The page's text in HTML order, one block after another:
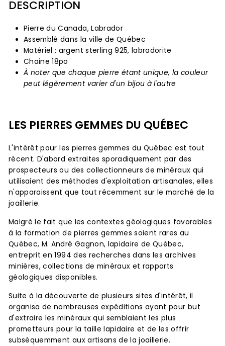
DESCRIPTION
Pierre du Canada, Labrador
Assemblé dans la ville de Québec
Matériel : argent sterling 925, labradorite
Chaine 18po
À noter que chaque pierre étant unique, la couleur
peut légèrement varier d'un bijou à l'autre
LES PIERRES GEMMES DU QUÉBEC
L'intérêt pour les pierres gemmes du Québec est tout
récent. D'abord extraites sporadiquement par des
prospecteurs ou des collectionneurs de minéraux qui
utilisaient des méthodes d'exploitation artisanales, elles
n'apparaissent que tout récemment sur le marché de la
joaillerie.
Malgré le fait que les contextes géologiques favorables
à la formation de pierres gemmes soient rares au
Québec, M. André Gagnon, lapidaire de Québec,
entreprit en 1994 des recherches dans les archives
minières, collections de minéraux et rapports
géologiques disponibles.
Suite à la découverte de plusieurs sites d'intérêt, il
organisa de nombreuses expéditions ayant pour but
d'extraire les minéraux qui semblaient les plus
prometteurs pour la taille lapidaire et de les offrir
subséquemment aux artisans de la joaillerie.